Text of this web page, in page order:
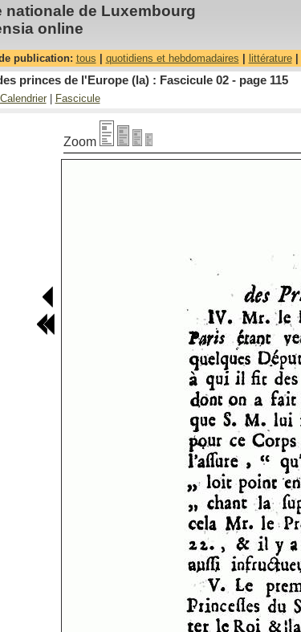
nationale de Luxembourg
online
publication: tous quotidiens et hebdomadaires littérature|
princes de l'Europe (la) : Fascicule 02 - page 115
Calendrier| Fascicule
Zoom